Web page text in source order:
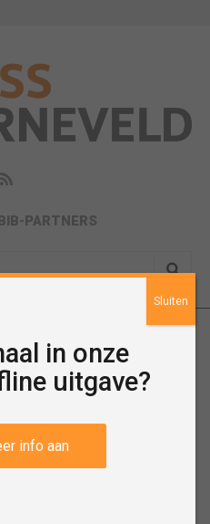
PARTNERS
in onze
uitgave?
info aan
Sluiten